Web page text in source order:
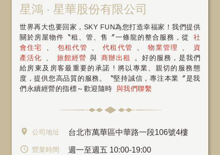
星鴻 ‧ 星華股份有限公司
世界再大也要回家，SKY FUN為您打造幸福家！我們提供
關於房屋物件〝租、管、售〞一條龍的整合服務，從
社
會住宅
包租代管 代租代管 物業管理
資
產活化
旅館經營 與 商辦出租
。好的服務，是我們
給房東及房客最重要的承諾 ! 將以專業、親切的服務態
度，提供您高品質的服務。〝堅持誠信，專注本業〞是我
們永續經營的指標～歡迎隨時 與我們聯繫
公司地址 台北市萬華區中華路一段106號4樓
營業時間 週一至週五 10:00-19:00